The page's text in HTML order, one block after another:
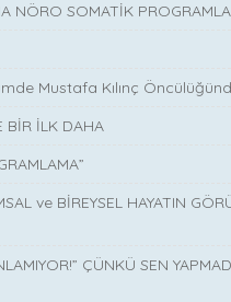
NÖRO SOMATİK
Mustafa Kılınç
BİR İLK DAHA
ve BİREYSEL HAYATIN
ÇÜNKÜ SEN